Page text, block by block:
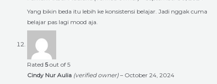
Yang bikin beda itu lebih ke konsistensi belajar. Jadi nggak cuma
belajar pas lagi mood aja.
Rated 5out of 5
Cindy Nur Aulia (verified owner) – October 24, 2024